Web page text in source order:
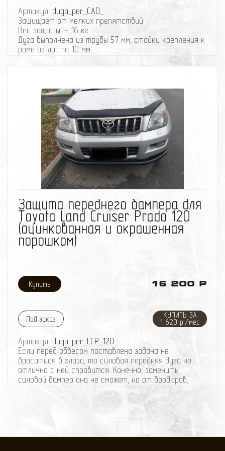
Артикул: duga_per_CAD_
Защищает от мелких препятствий
Вес защиты: ~ 16 кг
Дуга выполнена из трубы 57 мм, стойки крепления к
раме из листа 10 мм.
При отсутствии механических повреждений
гаpантия на покраску всех наших изделий - полгода.
на установку, Вы можете по телефону: 8-495-
05
Защита переднего бампера для
Toyota Land Cruiser Prado 120
(оцинкованная и окрашенная
порошком)
16 200 Р
Под заказ
КУПИТЬ ЗА
1 620 р./мес
Артикул: duga_per_LCP_120_
Если перед обвесом поставлена задача не
бросаться в глаза, то силовая передняя дуга на
отлично с ней справится. Конечно, заменить
силовой бампер она не сможет, но от бордюров,
Силовая передняя дуга помогает решить ряд
подготовить машину к экспедиции и эксплуатации
в экстремальных условиях.